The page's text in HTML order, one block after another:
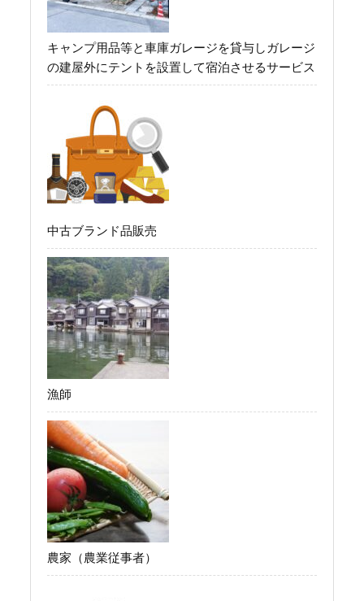
キャンプ用品等と車庫ガレージを貸与しガレージ
の建屋外にテントを設置して宿泊させるサービス
中古ブランド品販売
漁師
農家（農業従事者）